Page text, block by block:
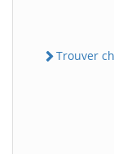
Trouver